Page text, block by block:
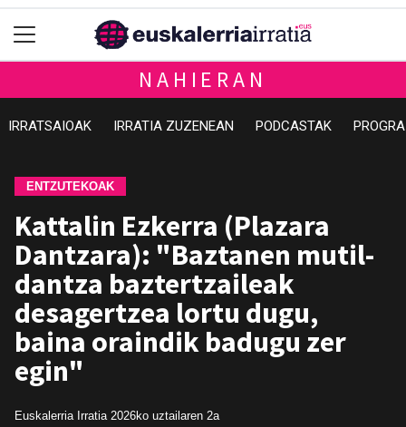
NAHIERAN
IRRATSAIOAK IRRATIA ZUZENEAN PODCASTAK
ENTZUTEKOAK
Kattalin Ezkerra (Plazara
Dantzara): "Baztanen mutil-
dantza baztertzaileak
desagertzea lortu dugu,
baina oraindik badugu zer
egin"
Euskalerria Irratia 2026ko uztailaren 2a